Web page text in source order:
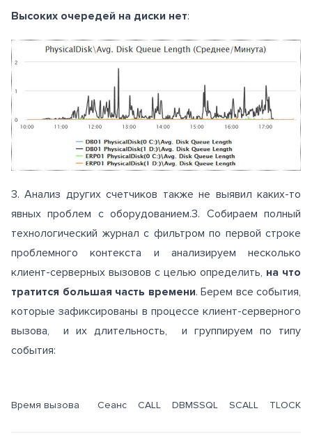
Высоких очередей на диски нет:
3. Анализ других счетчиков также не выявил каких-то
явных проблем с оборудованием.3. Собираем полный
технологический журнал с фильтром по первой строке
проблемного контекста и анализируем несколько
клиент-серверных вызовов с целью определить, на что
тратится большая часть времени. Берем все события,
которые зафиксированы в процессе клиент-серверного
вызова, и их длительность, и группируем по типу
события:
Время вызова Сеанс CALL DBMSSQL SCALL TLOCK